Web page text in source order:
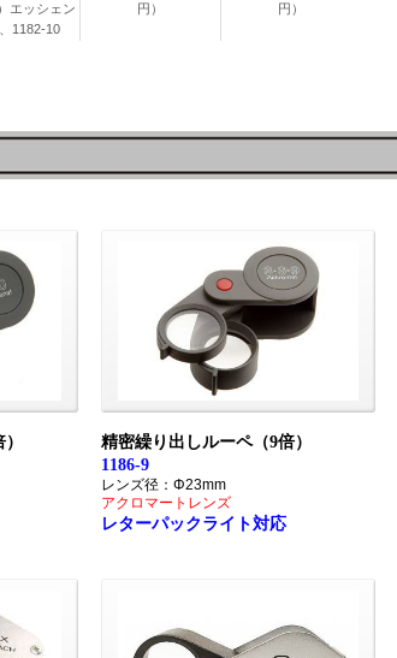
エッシェン
1182-10
円）
円）
精密繰り出しルーペ（9倍）
1186-9
レンズ径：Φ23mm
アクロマートレンズ
レターパックライト対応